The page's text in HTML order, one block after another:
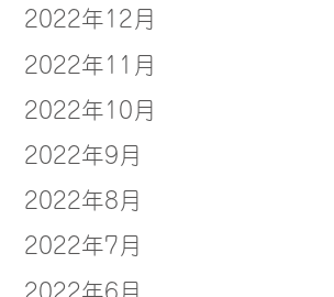
2022年12月
2022年11月
2022年10月
2022年9月
2022年8月
2022年7月
2022年6月